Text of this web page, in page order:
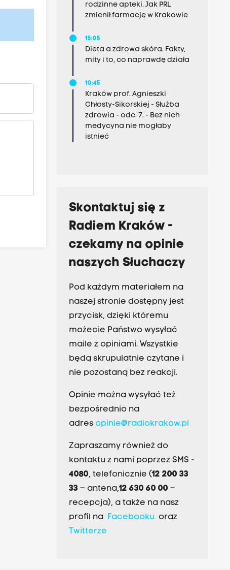
rodzinne apteki. Jak PRL
zmienił farmację w Krakowie
15:05
Dieta a zdrowa skóra. Fakty,
mity i to, co naprawdę działa
10:45
Kraków prof. Agnieszki
Chłosty-Sikorskiej - Służba
zdrowia - odc. 7. - Bez nich
medycyna nie mogłaby
istnieć
Skontaktuj się z
Radiem Kraków -
czekamy na opinie
naszych Słuchaczy
Pod każdym materiałem na
naszej stronie dostępny jest
przycisk, dzięki któremu
możecie Państwo wysyłać
maile z opiniami. Wszystkie
będą skrupulatnie czytane i
nie pozostaną bez reakcji.
Opinie można wysyłać też
bezpośrednio na
adres opinie@radiokrakow.pl
Zapraszamy również do
kontaktu z nami poprzez SMS -
4080, telefonicznie (12 200 33
33– antena,12 630 60 00 –
recepcja), a także na nasz
profil na Facebookuoraz
Twitterze